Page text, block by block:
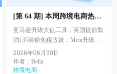
[第 64 期] 本周跨境电商热点
资讯
亚马逊升级大促工具，英国提前取
消135英镑免税政策，Meta升级直
播带货功能，扩大联盟营销生态，
沃尔玛14亿美元收购Vibe.co，eBay
将于7月1日上调多品...
2026年06月30日
作者：Bella
跨境电商